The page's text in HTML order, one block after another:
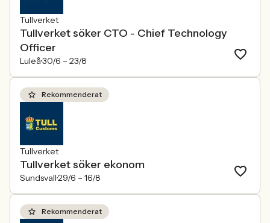
Tullverket
Tullverket söker CTO - Chief Technology
Officer
Luleå30/6 – 23/8
Rekommenderat
Tullverket
Tullverket söker ekonom
Sundsvall29/6 – 16/8
Rekommenderat